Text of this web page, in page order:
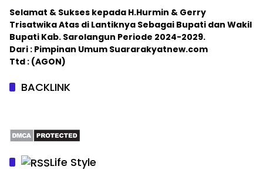
Selamat & Sukses kepada H.Hurmin & Gerry
Trisatwika Atas di Lantiknya Sebagai Bupati dan Wakil
Bupati Kab. Sarolangun Periode 2024-2029.
Dari : Pimpinan Umum Suararakyatnew.com
Ttd : (AGON)
BACKLINK
Life Style